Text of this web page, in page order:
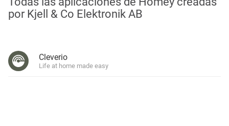
por Kjell & Co Elektronik AB
Cleverio
Life at home made easy